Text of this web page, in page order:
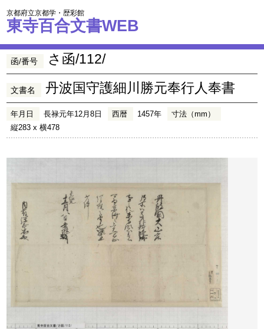
京都府立京都学・歴彩館
東寺百合文書WEB
函/番号 さ函/112/
文書名 丹波国守護細川勝元奉行人奉書
年月日 長禄元年12月8日 西暦 1457年
寸法（mm）
縦283 x 横478